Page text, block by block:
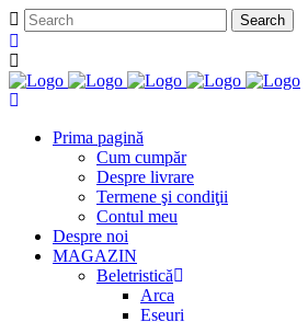
Prima pagină
Cum cumpăr
Despre livrare
Termene şi condiţii
Contul meu
Despre noi
MAGAZIN
Beletristică
Arca
Eseuri